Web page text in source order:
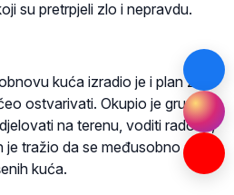
su pretrpjeli zlo i nepravdu.
kuća izradio je i plan za
ostvarivati. Okupio je grupe
na terenu, voditi radove,
je tražio da se međusobno
kuća.